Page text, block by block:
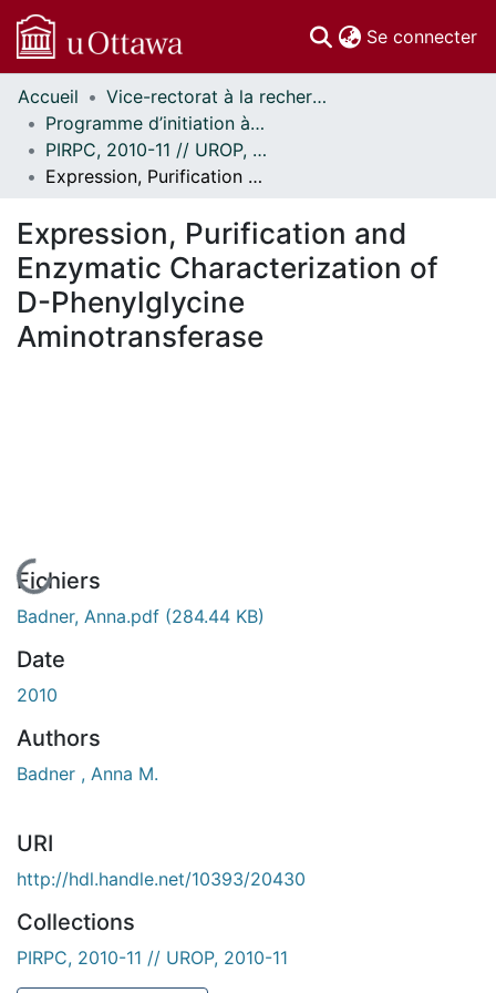
Se connecter
Communautés
et collections
Parcourir
Statistiques
À propos
Accueil
Vice-rectorat à la recherche // Office of the V-P, Research
Programme d’initiation à la recherche au premier cycle (PIRPC) // Undergraduate Research Opportunity Program (UROP)
PIRPC, 2010-11 // UROP, 2010-11
Expression, Purification and Enzymatic Characterization of D-Phenylglycine Aminotransferase
Expression, Purification and
Enzymatic Characterization of
D-Phenylglycine
Aminotransferase
En cours de chargement...
Fichiers
Badner, Anna.pdf (284.44 KB)
Date
2010
Authors
Badner , Anna M.
URI
http://hdl.handle.net/10393/20430
Collections
PIRPC, 2010-11 // UROP, 2010-11